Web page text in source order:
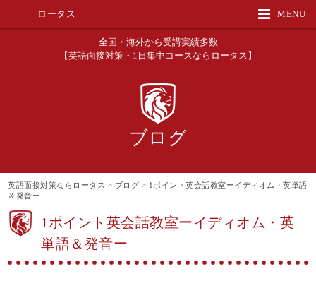
MENU
ロータス
全国・海外から受講実績多数
【英語面接対策・1日集中コースならロータス】
ブログ
英語面接対策ならロータス > ブログ > 1ポイント英会話教室ーイディオム・英単語
＆発音ー
1ポイント英会話教室ーイディオム・英
単語＆発音ー